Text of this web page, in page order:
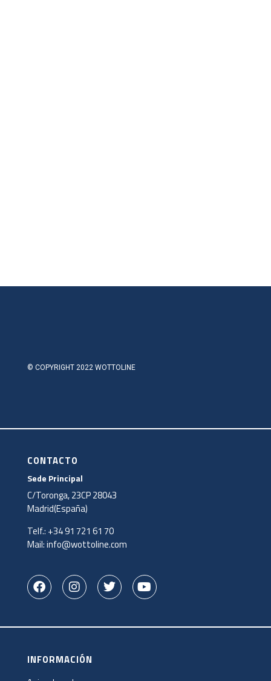
© COPYRIGHT 2022 WOTTOLINE
CONTACTO
Sede Principal
C/Toronga, 23CP 28043
Madrid(España)
Telf.: +34 91 721 61 70
Mail:info@wottoline.com
INFORMACIÓN